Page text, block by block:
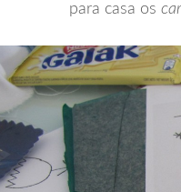
para casa os